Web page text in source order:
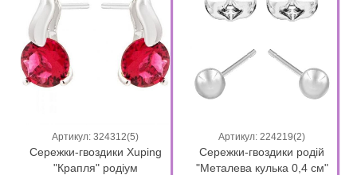
Артикул: 324312(5)
Сережки-гвоздики Xuping
"Крапля" родіум
Артикул: 224219(2)
Сережки-гвоздики родій
"Металева кулька 0,4 см"